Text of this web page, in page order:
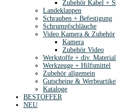
Zubehör Kabel +
Landeklappen
Schrauben + Befestigung
Schrumpfschläuche
Video Kamera & Zubehör
Kamera
Zubehör Video
Werkstoffe + div.
Werkzeuge + Hilfsmittel
Zubehör allgemein
Gutscheine &
Kataloge
BESTOFFER
NEU